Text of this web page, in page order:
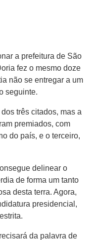
a prefeitura de São
fez o mesmo doze
não se entregar a um
seguinte.
três citados, mas a
premiados, com
do país, e o terceiro,
delinear o
de forma um tanto
desta terra. Agora,
presidencial,
da palavra de